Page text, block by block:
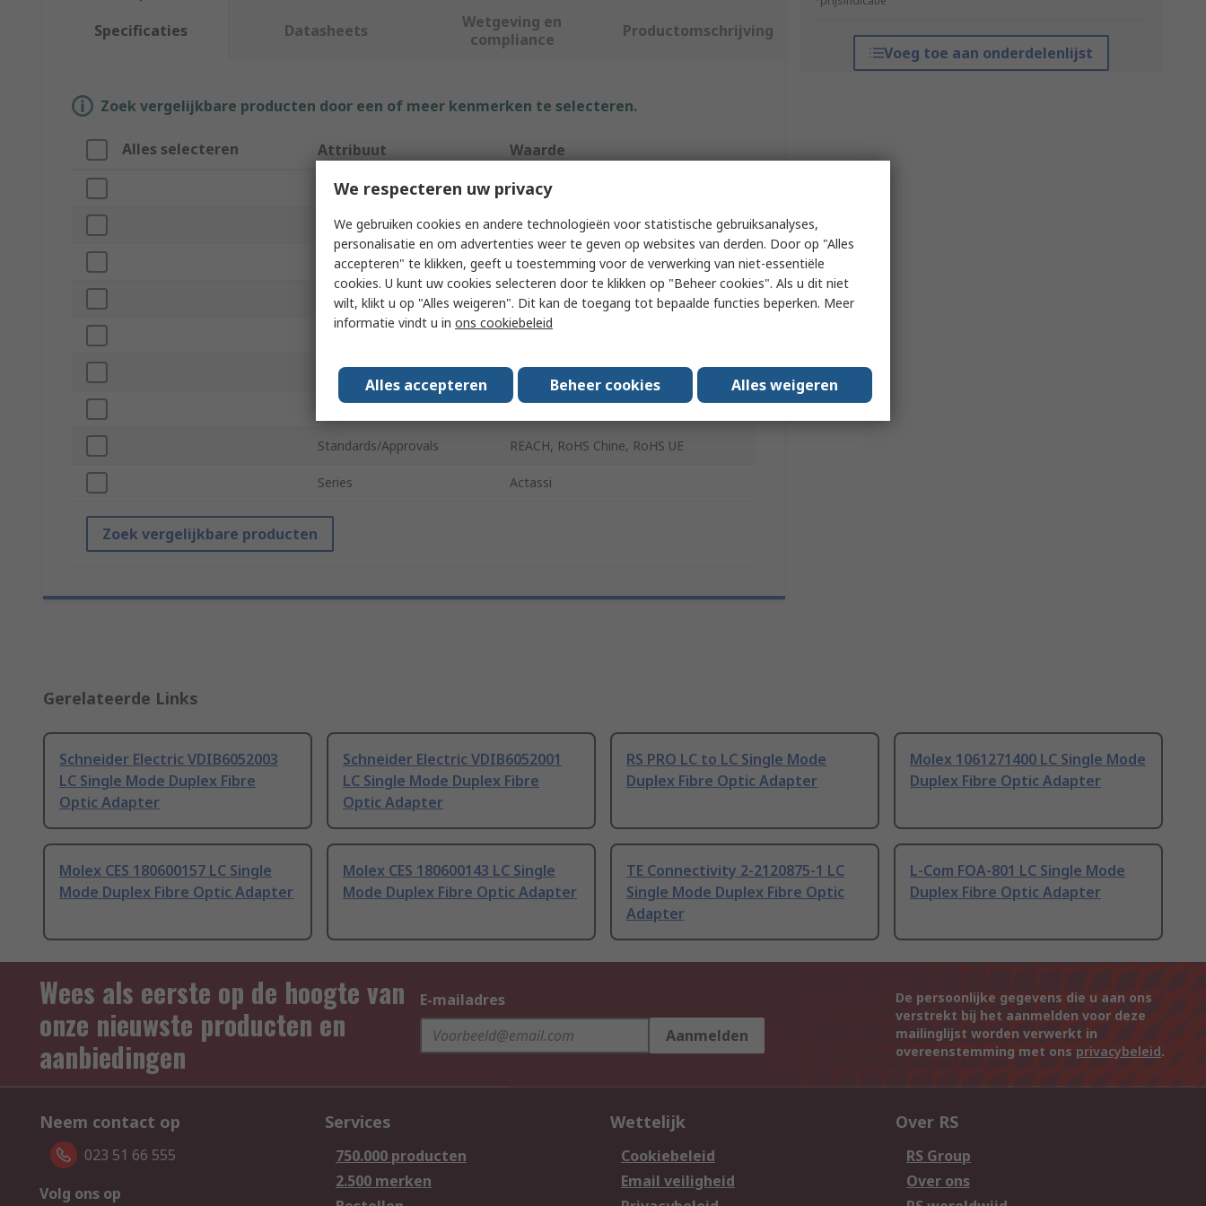
Voeg toe aan onderdelenlijst
Specificaties Datasheets
Wetgeving en
compliance
Productomschrijving
Zoek vergelijkbare producten door een of meer kenmerken te selecteren.
Alles selecteren Attribuut Waarde
Merk Schneider Electric
Product Type Fibre Optic Adapter
Connector Type LC
Single/Multimode Single Mode
Colour Blue
Standards/Approvals REACH, RoHS Chine, RoHS UE
Series Actassi
Zoek vergelijkbare producten
Gerelateerde Links
Schneider Electric VDIB6052003
LC Single Mode Duplex Fibre
Optic Adapter
Schneider Electric VDIB6052001
LC Single Mode Duplex Fibre
Optic Adapter
RS PRO LC to LC Single Mode
Duplex Fibre Optic Adapter
Molex 1061271400 LC Single Mode
Duplex Fibre Optic Adapter
Molex CES 180600157 LC Single
Mode Duplex Fibre Optic Adapter
Molex CES 180600143 LC Single
Mode Duplex Fibre Optic Adapter
TE Connectivity 2-2120875-1 LC
Single Mode Duplex Fibre Optic
Adapter
L-Com FOA-801 LC Single Mode
Duplex Fibre Optic Adapter
Wees als eerste op de hoogte van
onze nieuwste producten en
aanbiedingen
E-mailadres
Aanmelden
De persoonlijke gegevens die u aan ons
verstrekt bij het aanmelden voor deze
mailinglijst worden verwerkt in
overeenstemming met ons privacybeleid.
Neem contact op
023 51 66 555
Volg ons op
Services
750.000 producten
2.500 merken
Wettelijk
Cookiebeleid
Email veiligheid
Over RS
RS Group
Over ons
We respecteren uw privacy
We gebruiken cookies en andere technologieën voor statistische gebruiksanalyses,
personalisatie en om advertenties weer te geven op websites van derden. Door op "Alles
accepteren" te klikken, geeft u toestemming voor de verwerking van niet-essentiële
cookies. U kunt uw cookies selecteren door te klikken op "Beheer cookies". Als u dit niet
wilt, klikt u op "Alles weigeren". Dit kan de toegang tot bepaalde functies beperken. Meer
informatie vindt u in ons cookiebeleid
Alles accepteren Beheer cookies Alles weigeren